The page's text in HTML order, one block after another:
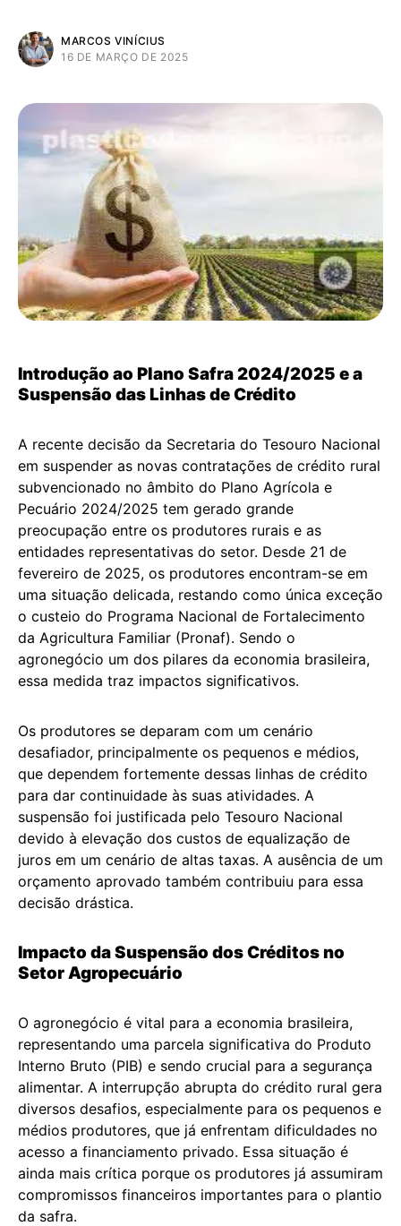
MARCOS VINÍCIUS
16 DE MARÇO DE 2025
Introdução ao Plano Safra 2024/2025 e a
Suspensão das Linhas de Crédito
A recente decisão da Secretaria do Tesouro Nacional
em suspender as novas contratações de crédito rural
subvencionado no âmbito do Plano Agrícola e
Pecuário 2024/2025 tem gerado grande
preocupação entre os produtores rurais e as
entidades representativas do setor. Desde 21 de
fevereiro de 2025, os produtores encontram-se em
uma situação delicada, restando como única exceção
o custeio do Programa Nacional de Fortalecimento
da Agricultura Familiar (Pronaf). Sendo o
agronegócio um dos pilares da economia brasileira,
essa medida traz impactos significativos.
Os produtores se deparam com um cenário
desafiador, principalmente os pequenos e médios,
que dependem fortemente dessas linhas de crédito
para dar continuidade às suas atividades. A
suspensão foi justificada pelo Tesouro Nacional
devido à elevação dos custos de equalização de
juros em um cenário de altas taxas. A ausência de um
orçamento aprovado também contribuiu para essa
decisão drástica.
Impacto da Suspensão dos Créditos no
Setor Agropecuário
O agronegócio é vital para a economia brasileira,
representando uma parcela significativa do Produto
Interno Bruto (PIB) e sendo crucial para a segurança
alimentar. A interrupção abrupta do crédito rural gera
diversos desafios, especialmente para os pequenos e
médios produtores, que já enfrentam dificuldades no
acesso a financiamento privado. Essa situação é
ainda mais crítica porque os produtores já assumiram
compromissos financeiros importantes para o plantio
da safra.